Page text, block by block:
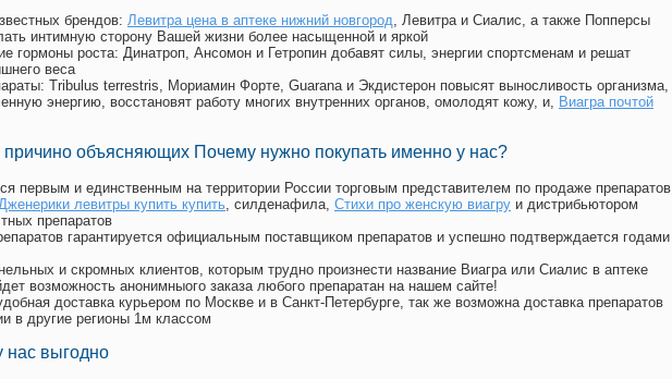
брендов: Левитра цена в аптеке нижний новгород, Левитра и Сиалис, а также Попперсы
интимную сторону Вашей жизни более насыщенной и яркой
гормоны роста: Динатроп, Ансомон и Гетропин добавят силы, энергии спортсменам и решат
веса
Tribulus terrestris, Мориамин Форте, Guarana и Экдистерон повысят выносливость организма,
энергию, восстановят работу многих внутренних органов, омолодят кожу, и, Виагра почтой
причино объясняющих Почему нужно покупать именно у нас?
первым и единственным на территории России торговым представителем по продаже препаратов
левитры купить купить, силденафила, Стихи про женскую виагру и дистрибьютором
препаратов
гарантируется официальным поставщиком препаратов и успешно подтверждается годами
и скромных клиентов, которым трудно произнести название Виагра или Сиалис в аптеке
возможность анонимныого заказа любого препаратан на нашем сайте!
доставка курьером по Москве и в Санкт-Петербурге, так же возможна доставка препаратов
в другие регионы 1м классом
нас выгодно